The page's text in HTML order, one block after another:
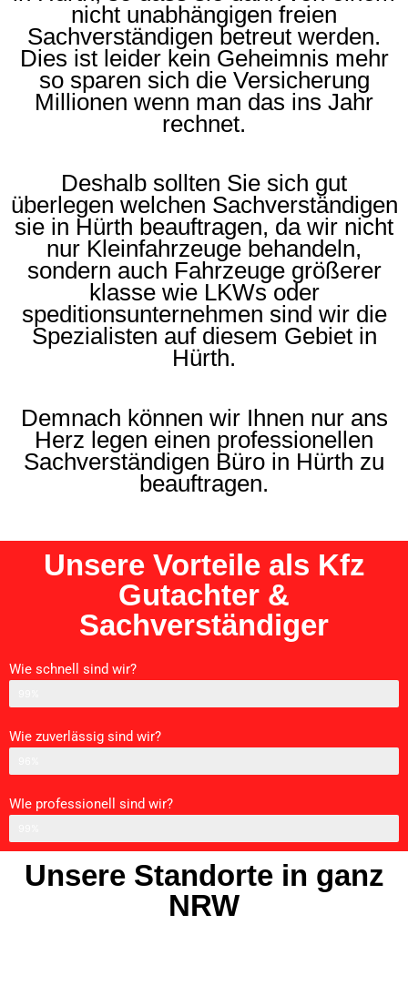
nicht unabhängigen freien
Sachverständigen betreut werden.
Dies ist leider kein Geheimnis mehr
so sparen sich die Versicherung
Millionen wenn man das ins Jahr
rechnet.
Deshalb sollten Sie sich gut
überlegen welchen Sachverständigen
sie in Hürth beauftragen, da wir nicht
nur Kleinfahrzeuge behandeln,
sondern auch Fahrzeuge größerer
klasse wie LKWs oder
speditionsunternehmen sind wir die
Spezialisten auf diesem Gebiet in
Hürth.
Demnach können wir Ihnen nur ans
Herz legen einen professionellen
Sachverständigen Büro in Hürth zu
beauftragen.
Unsere Vorteile als Kfz
Gutachter &
Sachverständiger
Wie schnell sind wir?
Wie zuverlässig sind wir?
WIe professionell sind wir?
Unsere Standorte in ganz
NRW